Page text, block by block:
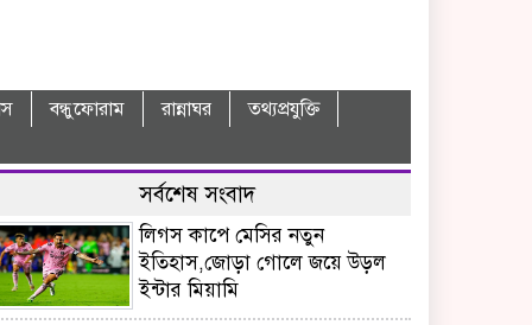
বন্ধুফোরাম রান্নাঘর
তথ্যপ্রযুক্তি
সর্বশেষ সংবাদ
লিগস কাপে মেসির নতুন
ইতিহাস,জোড়া গোলে জয়ে উড়ল
ইন্টার মিয়ামি